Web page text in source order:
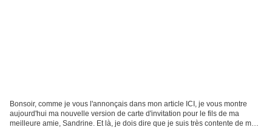
Bonsoir, comme je vous l'annonçais dans mon article ICI, je vous montre
aujourd'hui ma nouvelle version de carte d'invitation pour le fils de ma
meilleure amie, Sandrine. Et là, je dois dire que je suis très contente de ma